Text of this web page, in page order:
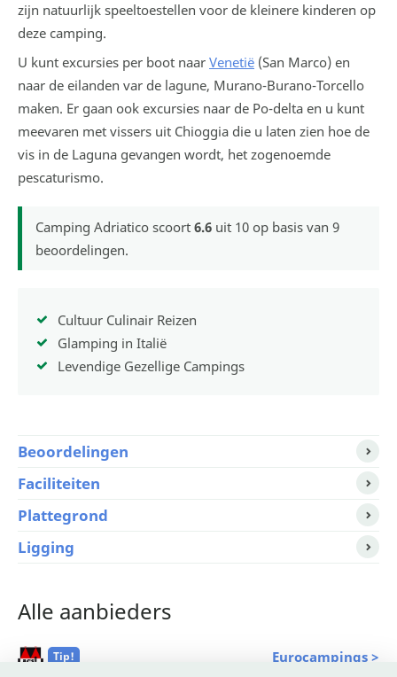
zijn natuurlijk speeltoestellen voor de kleinere kinderen op
deze camping.
U kunt excursies per boot naar Venetië (San Marco) en
naar de eilanden var de lagune, Murano-Burano-Torcello
maken. Er gaan ook excursies naar de Po-delta en u kunt
meevaren met vissers uit Chioggia die u laten zien hoe de
vis in de Laguna gevangen wordt, het zogenoemde
pescaturismo.
Camping Adriatico scoort 6.6 uit 10 op basis van 9
beoordelingen.
Cultuur Culinair Reizen
Glamping in Italië
Levendige Gezellige Campings
Beoordelingen
Faciliteiten
Plattegrond
Ligging
Alle aanbieders
Tip! Eurocampings >